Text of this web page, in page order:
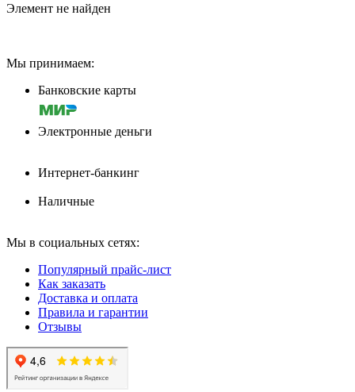
Элемент не найден
Мы принимаем:
Банковские карты
Электронные деньги
Интернет-банкинг
Наличные
Мы в социальных сетях:
Популярный прайс-лист
Как заказать
Доставка и оплата
Правила и гарантии
Отзывы